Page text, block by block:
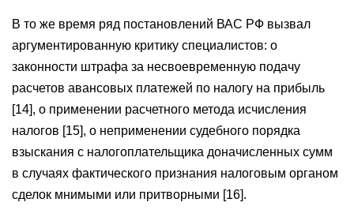
В то же время ряд постановлений ВАС РФ вызвал
аргументированную критику специалистов: о
законности штрафа за несвоевременную подачу
расчетов авансовых платежей по налогу на прибыль
[14], о применении расчетного метода исчисления
налогов [15], о неприменении судебного порядка
взыскания с налогоплательщика доначисленных сумм
в случаях фактического признания налоговым органом
сделок мнимыми или притворными [16].